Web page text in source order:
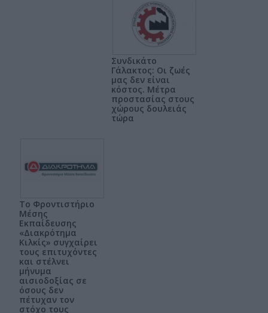
Συνδικάτο
Γάλακτος: Οι ζωές
μας δεν είναι
κόστος. Μέτρα
προστασίας στους
χώρους δουλειάς
τώρα
Το Φροντιστήριο
Μέσης
Εκπαίδευσης
«Διακρότημα
Κιλκίς» συγχαίρει
τους επιτυχόντες
και στέλνει
μήνυμα
αισιοδοξίας σε
όσους δεν
πέτυχαν τον
στόχο τους